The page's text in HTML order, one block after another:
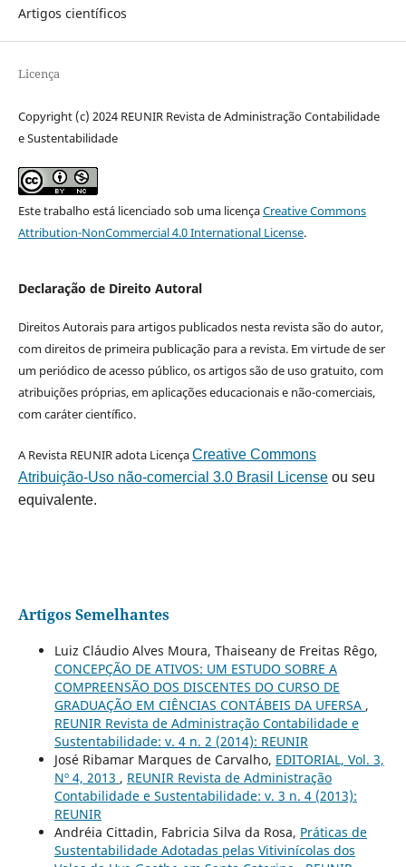
Artigos científicos
Licença
Copyright (c) 2024 REUNIR Revista de Administração Contabilidade
e Sustentabilidade
Este trabalho está licenciado sob uma licençaCreative Commons
Attribution-NonCommercial 4.0 International License.
Declaração de Direito Autoral
Direitos Autorais para artigos publicados nesta revista são do autor,
com direitos de primeira publicação para a revista. Em virtude de ser
um periódico de acesso público, os artigos são de uso gratuito, com
atribuições próprias, em aplicações educacionais e não-comerciais,
com caráter científico.
A Revista REUNIR adota LicençaCreative Commons
Atribuição-Uso não-comercial 3.0 Brasil Licenseou seu
equivalente.
Artigos Semelhantes
Luiz Cláudio Alves Moura, Thaiseany de Freitas Rêgo,
CONCEPÇÃO DE ATIVOS: UM ESTUDO SOBRE A
COMPREENSÃO DOS DISCENTES DO CURSO DE
GRADUAÇÃO EM CIÊNCIAS CONTÁBEIS DA UFERSA ,
REUNIR Revista de Administração Contabilidade e
Sustentabilidade: v. 4 n. 2 (2014): REUNIR
José Ribamar Marques de Carvalho, EDITORIAL, Vol. 3,
Nº 4, 2013 , REUNIR Revista de Administração
Contabilidade e Sustentabilidade: v. 3 n. 4 (2013):
REUNIR
Andréia Cittadin, Fabricia Silva da Rosa, Práticas de
Sustentabilidade Adotadas pelas Vitivinícolas dos